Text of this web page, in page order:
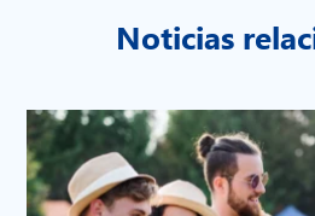
Noticias